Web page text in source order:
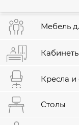
Мебель
Кресла и
Столы